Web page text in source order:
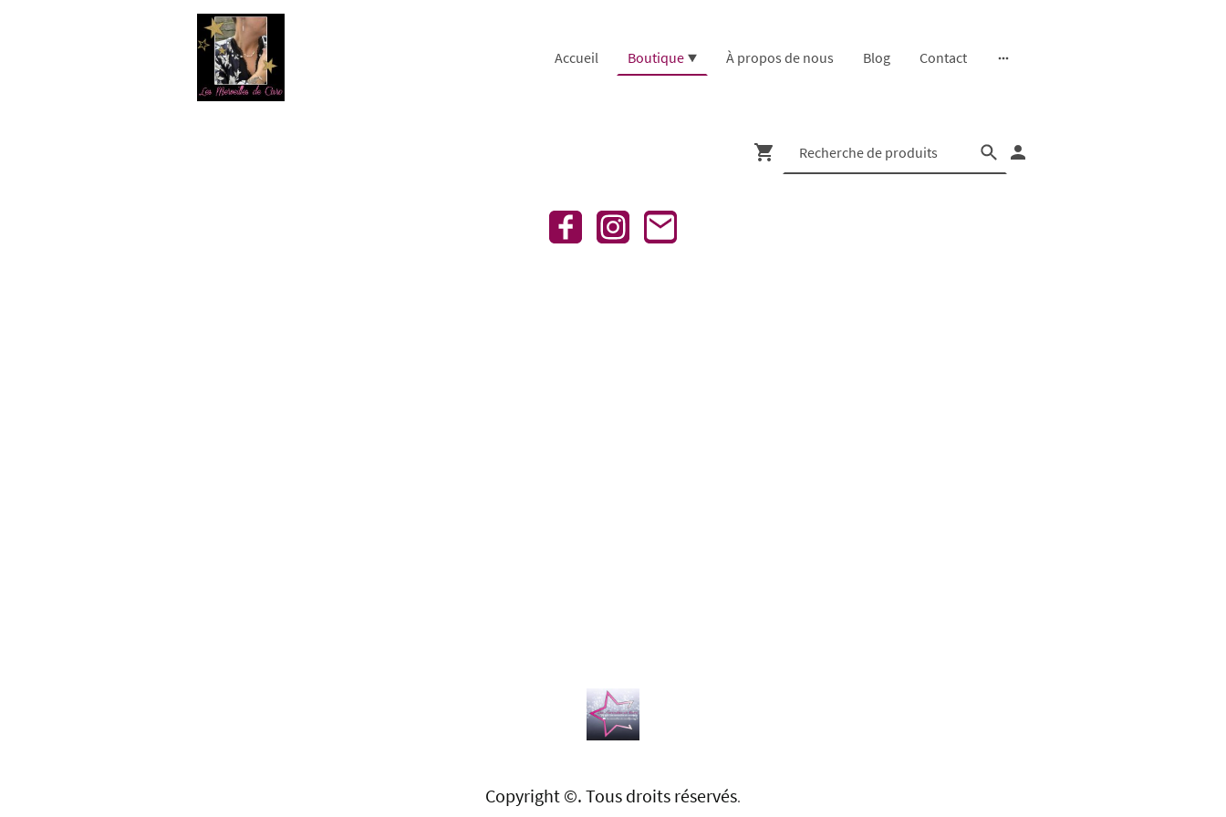
Accueil Boutique À propos de nous Blog Contact
Copyright ©. Tous droits réservés.